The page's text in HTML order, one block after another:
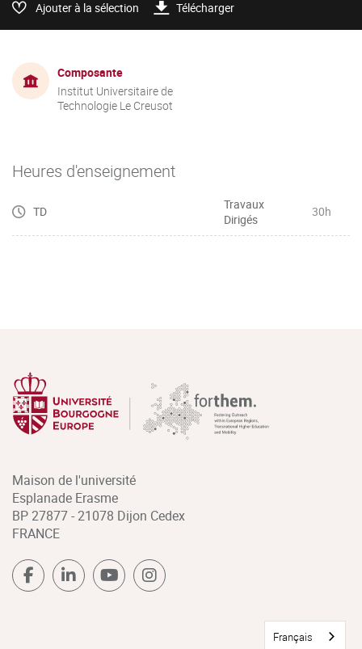
Ajouter à la sélection Télécharger
Composante
Institut Universitaire de
Technologie Le Creusot
Heures d'enseignement
TD
Travaux
Dirigés
30h
Maison de l'université
Esplanade Erasme
BP 27877 - 21078 Dijon Cedex
FRANCE
Français